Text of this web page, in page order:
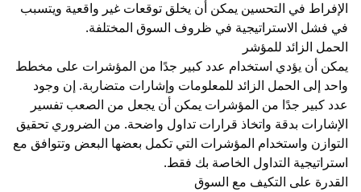
الإفراط في التحسين يمكن أن يخلق توقعات غير واقعية ويتسبب
في فشل الاستراتيجية في ظروف السوق المختلفة.
الحمل الزائد للمؤشر
يمكن أن يؤدي استخدام عدد كبير جدًا من المؤشرات على مخطط
واحد إلى الحمل الزائد للمعلومات وإشارات متضاربة. إن وجود
عدد كبير جدًا من المؤشرات يمكن أن يجعل من الصعب تفسير
الإشارات بدقة واتخاذ قرارات تداول واضحة. من الضروري تحقيق
التوازن واستخدام المؤشرات التي تكمل بعضها البعض وتتوافق مع
استراتيجية التداول الخاصة بك فقط.
القدرة على التكيف مع السوق